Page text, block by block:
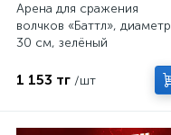
Арена для сражения
волчков «Баттл», диаметр
30 см, зелёный
1 153 тг /шт